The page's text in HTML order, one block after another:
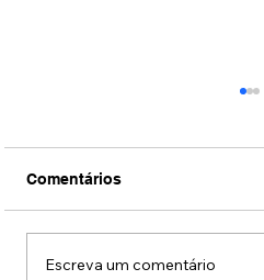
Comentários
Escreva um comentário